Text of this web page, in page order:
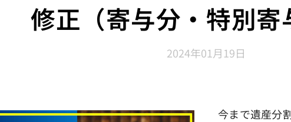
修正（寄与分・特別寄
2024年01月19日
今まで遺産分